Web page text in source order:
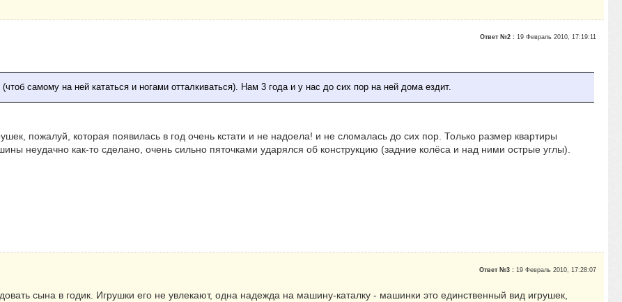
Ответ №2 :19 Февраль 2010, 17:19:11
самому на ней кататься и ногами отталкиваться). Нам 3 года и у нас до сих пор на ней дома ездит.
пожалуй, которая появилась в год очень кстати и не надоела! и не сломалась до сих пор. Только размер квартиры
неудачно как-то сделано, очень сильно пяточками ударялся об конструкцию (задние колёса и над ними острые углы).
Ответ №3 :19 Февраль 2010, 17:28:07
сына в годик. Игрушки его не увлекают, одна надежда на машину-каталку - машинки это единственный вид игрушек,